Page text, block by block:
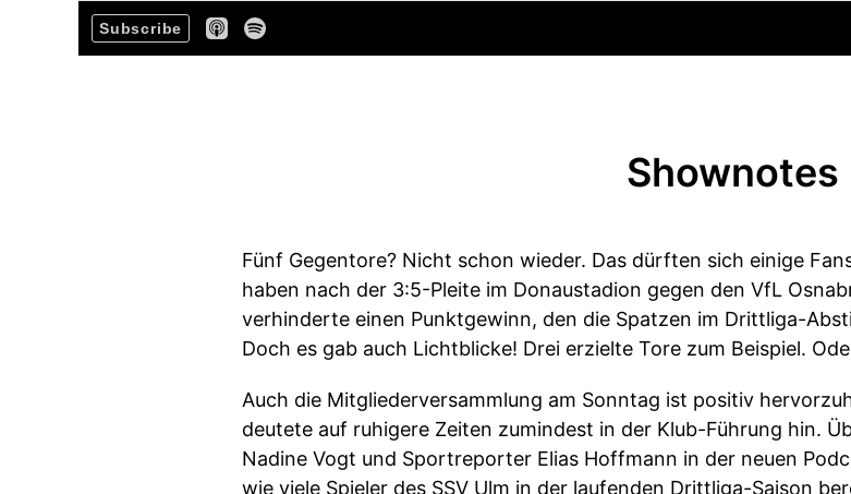
Subscribe
Shownotes
Fünf Gegentore? Nicht schon wieder. Das dürften sich einige
haben nach der 3:5-Pleite im Donaustadion gegen den VfL
verhinderte einen Punktgewinn, den die Spatzen im Drittliga-
Doch es gab auch Lichtblicke! Drei erzielte Tore zum Beispiel.
Auch die Mitgliederversammlung am Sonntag ist positiv
deutete auf ruhigere Zeiten zumindest in der Klub-Führung hin.
Nadine Vogt und Sportreporter Elias Hoffmann in der neuen
wie viele Spieler des SSV Ulm in der laufenden Drittliga-Saison